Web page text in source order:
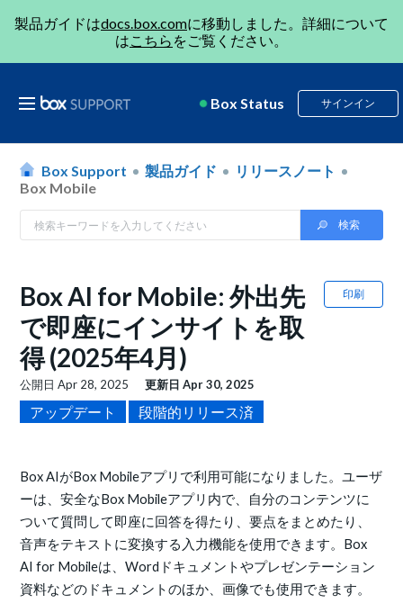
製品ガイドはdocs.box.comに移動しました。詳細について
はこちら をご覧ください。
Box Status サインイン
Box Support 製品ガイド
リリースノート
Box Mobile
印刷
Box AI for Mobile: 外出先
で即座にインサイトを取
得 (2025年4月)
公開日Apr 28, 2025 更新日Apr 30, 2025
アップデート 段階的リリース済
Box AIがBox Mobileアプリで利用可能になりました。ユーザ
ーは、安全なBox Mobileアプリ内で、自分のコンテンツに
ついて質問して即座に回答を得たり、要点をまとめたり、
音声をテキストに変換する入力機能を使用できます。Box
AI for Mobileは、Wordドキュメントやプレゼンテーション
資料などのドキュメントのほか、画像でも使用できます。